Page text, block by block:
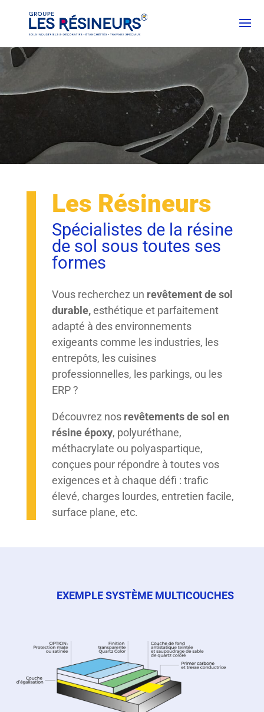
Les Résineurs
Spécialistes de la résine
de sol sous toutes ses
formes
Vous recherchez un revêtement de sol
durable,esthétique et parfaitement
adapté à des environnements
exigeants comme les industries, les
entrepôts, les cuisines
professionnelles, les parkings, ou les
ERP ?
Découvrez nos revêtements de sol en
résine époxy, polyuréthane,
méthacrylate ou polyaspartique,
conçues pour répondre à toutes vos
exigences et à chaque défi : trafic
élevé, charges lourdes, entretien facile,
surface plane, etc.
EXEMPLE SYSTÈME MULTICOUCHES